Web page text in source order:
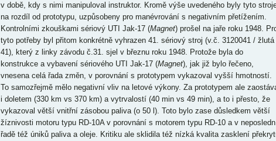
v době, kdy s nimi manipuloval instruktor. Kromě výše uvedeného byly tyto
na rozdíl od prototypu, uzpůsobeny pro manévrování s negativním přetížením.
Kontrolními zkouškami sériový UTI Jak-17 (Magnet) prošel na jaře roku 1948.
tyto potřeby byl přitom konkrétně vyhrazen 41. sériový stroj (v.č. 3120041 / žlutá
41), který z linky závodu č.31. sjel v březnu roku 1948. Protože byla do
konstrukce a vybavení sériového UTI Jak-17 (Magnet), jak již bylo řečeno,
vnesena celá řada změn, v porovnání s prototypem vykazoval vyšší hmotností.
To samozřejmě mělo negativní vliv na letové výkony. Za prototypem ale
i doletem (330 km vs 370 km) a vytrvalostí (40 min vs 49 min), a to i přesto, že
vykazoval větší vnitřní zásobou paliva (o 50 l). Toto bylo zase důsledkem větší
žíznivosti motoru typu RD-10A v porovnání s motorem typu RD-10 a v
řadě též úniků paliva a oleje. Kritiku ale sklidila též nízká kvalita zasklení